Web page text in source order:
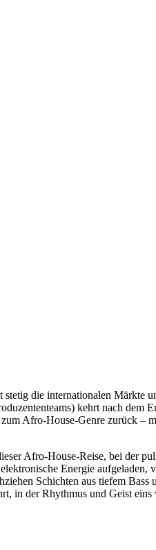
die internationalen Märkte
kehrt nach
Afro-House-Genre zurück
Afro-House-Reise, bei der
Energie
Schichten aus tiefem
in der Rhythmus und Geist